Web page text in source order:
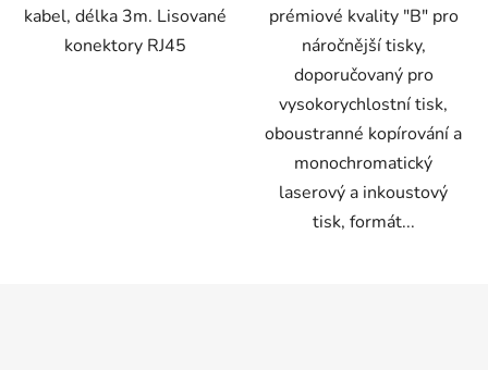
kabel, délka 3m. Lisované
konektory RJ45
prémiové kvality "B" pro
náročnější tisky,
doporučovaný pro
vysokorychlostní tisk,
oboustranné kopírování a
monochromatický
laserový a inkoustový
tisk, formát...